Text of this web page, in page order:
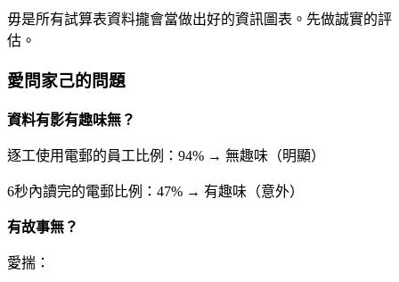
毋是所有試算表資料攏會當做出好的資訊圖表。先做誠實的評
估。
愛問家己的問題
資料有影有趣味無？
逐工使用電郵的員工比例：94% → 無趣味（明顯）
6秒內讀完的電郵比例：47% → 有趣味（意外）
有故事無？
愛揣：